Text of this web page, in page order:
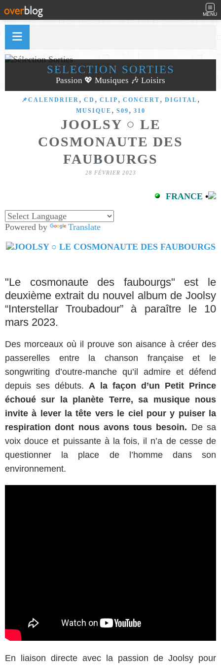
MENU
SÉLECTION SORTIES
Passion 💖 Musiques 🎶 Loisirs
📌CALENDRIER , CD , CLIP , CONCERT , DIGITAL ,
MUSIQUE , S09 , 310
JOOLSY ○ LE
COSMONAUTE DES
FAUBOURGS
28 FÉVRIER 2023
FRANCE •
Powered by Translate
"Le cosmonaute des faubourgs" est le
deuxième extrait du nouvel album de Joolsy
“Interstellar Troubadour” à paraître le 10
mars 2023.
Des morceaux où il prouve son aisance à créer des
passerelles entre la chanson française et le
songwriting d’outre-manche qu’il admire et défend
depuis ses débuts.A la façon d’un Petit Prince
échoué sur la planète Terre, sa musique nous
invite à lever la tête vers le ciel pour y puiser la
respiration dont nous avons tous besoin. De sa
voix douce et puissante à la fois, il n’a de cesse de
questionner la place de l’homme dans son
environnement.
En liaison directe avec la passion de Joolsy pour